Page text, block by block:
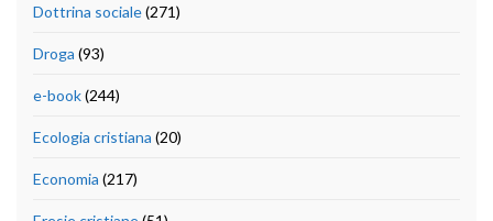
Dottrina sociale(271)
Droga (93)
e-book(244)
Ecologia cristiana (20)
Economia (217)